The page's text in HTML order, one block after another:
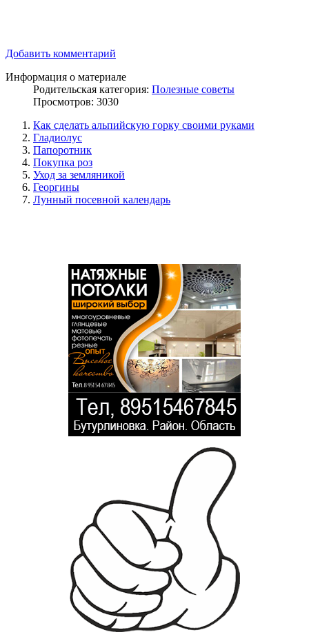
Добавить комментарий
Информация о материале
Родительская категория: Полезные советы
Просмотров: 3030
Как сделать альпийскую горку своими руками
Гладиолус
Папоротник
Покупка роз
Уход за земляникой
Георгины
Лунный посевной календарь